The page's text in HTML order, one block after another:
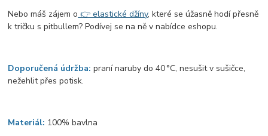
Nebo máš zájem o 👉 elastické džíny, které se úžasně hodí přesně
k tričku s pitbullem? Podívej se na ně v nabídce eshopu.
Doporučená údržba: praní naruby do 40 °C, nesušit v sušičce,
nežehlit přes potisk.
Materiál: 100% bavlna